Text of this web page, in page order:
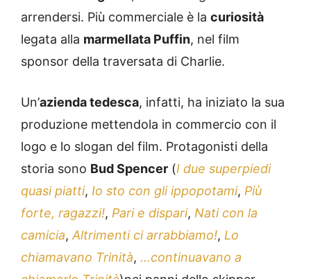
arrendersi. Più commerciale è la curiosità
legata alla marmellata Puffin, nel film
sponsor della traversata di Charlie.
Un’azienda tedesca, infatti, ha iniziato la sua
produzione mettendola in commercio con il
logo e lo slogan del film. Protagonisti della
storia sono Bud Spencer (I due superpiedi
quasi piatti, Io sto con gli ippopotami, Più
forte, ragazzi!, Pari e dispari, Nati con la
camicia, Altrimenti ci arrabbiamo!, Lo
chiamavano Trinità, …continuavano a